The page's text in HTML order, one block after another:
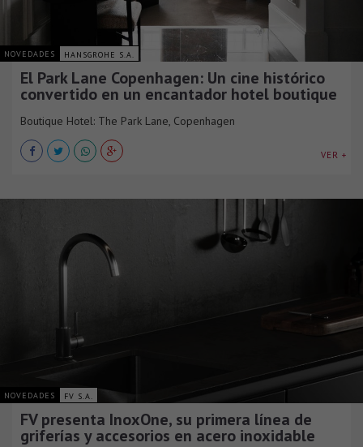
NOVEDADES HANSGROHE S.A.
El Park Lane Copenhagen: Un cine histórico
convertido en un encantador hotel boutique
Boutique Hotel: The Park Lane, Copenhagen
VER +
NOVEDADES FV S.A.
FV presenta InoxOne, su primera línea de
griferías y accesorios en acero inoxidable